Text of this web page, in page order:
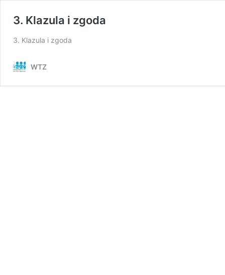
3. Klazula i zgoda
3. Klazula i zgoda
WTZ